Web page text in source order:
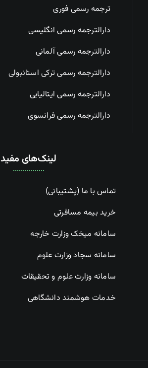
ترجمه رسمی فوری
دارالترجمه رسمی انگلیسی
دارالترجمه رسمی آلمانی
دارالترجمه رسمی ترکی استانبولی
دارالترجمه رسمی ایتالیایی
دارالترجمه رسمی فرانسوی
لینک‌های مفید
تماس با ما (پشتیبانی)
خرید بیمه مسافرتی
سامانه میخک وزارت خارجه
سامانه سجاد وزارت علوم
سامانه وزارت علوم و تحقیقات
خدمات هوشمند دانشگاهی